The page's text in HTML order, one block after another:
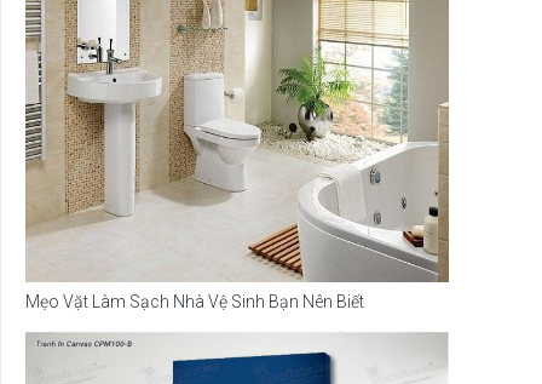
Mẹo Vặt Làm Sạch Nhà Vệ Sinh Bạn Nên Biết